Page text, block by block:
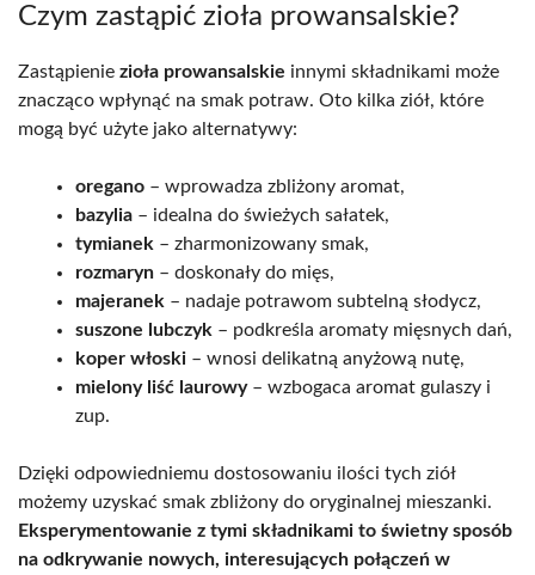
Czym zastąpić zioła prowansalskie?
Zastąpienie zioła prowansalskie innymi składnikami może
znacząco wpłynąć na smak potraw. Oto kilka ziół, które
mogą być użyte jako alternatywy:
oregano – wprowadza zbliżony aromat,
bazylia – idealna do świeżych sałatek,
tymianek – zharmonizowany smak,
rozmaryn – doskonały do mięs,
majeranek – nadaje potrawom subtelną słodycz,
suszone lubczyk – podkreśla aromaty mięsnych dań,
koper włoski – wnosi delikatną anyżową nutę,
mielony liść laurowy– wzbogaca aromat gulaszy i
zup.
Dzięki odpowiedniemu dostosowaniu ilości tych ziół
możemy uzyskać smak zbliżony do oryginalnej mieszanki.
Eksperymentowanie z tymi składnikami to świetny sposób
na odkrywanie nowych, interesujących połączeń w